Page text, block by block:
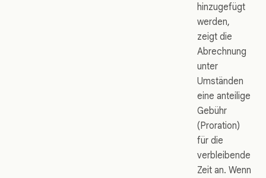
hinzugefügt
werden,
zeigt die
Abrechnung
unter
Umständen
eine anteilige
Gebühr
(Proration)
für die
verbleibende
Zeit an. Wenn